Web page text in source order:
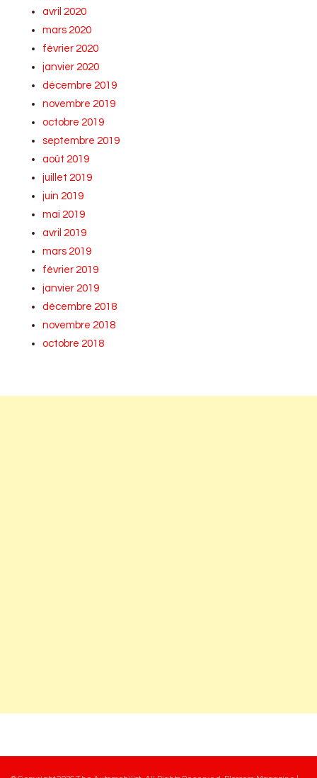
avril 2020
mars 2020
février 2020
janvier 2020
décembre 2019
novembre 2019
octobre 2019
septembre 2019
août 2019
juillet 2019
juin 2019
mai 2019
avril 2019
mars 2019
février 2019
janvier 2019
décembre 2018
novembre 2018
octobre 2018